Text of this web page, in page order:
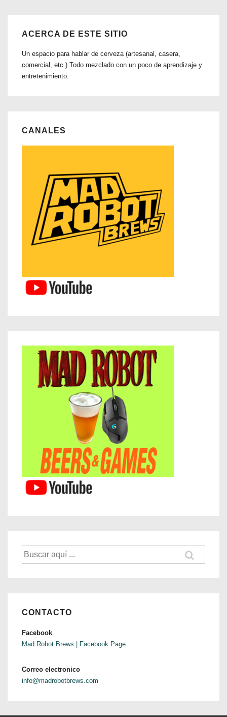
ACERCA DE ESTE SITIO
Un espacio para hablar de cerveza (artesanal, casera,
comercial, etc.) Todo mezclado con un poco de aprendizaje y
entretenimiento.
CANALES
CONTACTO
Facebook
Mad Robot Brews | Facebook Page
Correo electronico
info@madrobotbrews.com